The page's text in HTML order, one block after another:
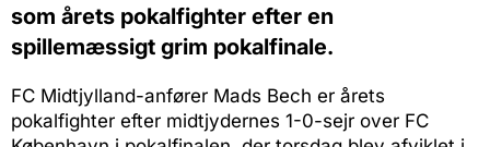
som årets pokalfighter efter en
spillemæssigt grim pokalfinale.
FC Midtjylland-anfører Mads Bech er årets
pokalfighter efter midtjydernes 1-0-sejr over FC